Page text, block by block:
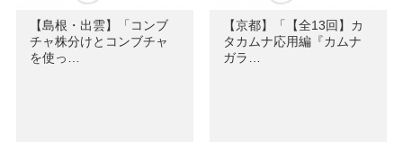
【島根・出雲】「コンブ
チャ株分けとコンブチャ
を使っ…
【京都】「【全13回】カ
タカムナ応用編『カムナ
ガラ…